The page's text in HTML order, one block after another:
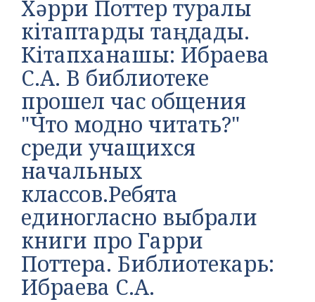
Хәрри Поттер туралы
кітаптарды таңдады.
Кітапханашы: Ибраева
С.А. В библиотеке
прошел час общения
"Что модно читать?"
среди учащихся
начальных
классов.Ребята
единогласно выбрали
книги про Гарри
Поттера. Библиотекарь:
Ибраева С.А.